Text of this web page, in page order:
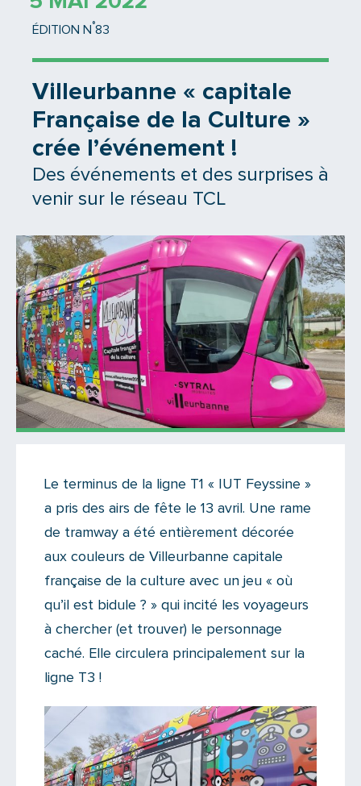
ÉDITION N °83
Villeurbanne « capitale
Française de la Culture »
crée l’événement !
Des événements et des surprises à
venir sur le réseau TCL
Il n'y a aucun commentaire...
Ajoutez le vôtre
Le terminus de la ligne T1 « IUT Feyssine »
a pris des airs de fête le 13 avril. Une rame
de tramway a été entièrement décorée
aux couleurs de Villeurbanne capitale
française de la culture avec un jeu « où
qu’il est bidule ? » qui incité les voyageurs
à chercher (et trouver) le personnage
caché. Elle circulera principalement sur la
ligne T3 !